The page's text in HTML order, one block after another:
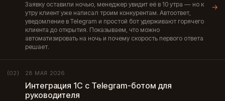
Заявку оставили ночью, менеджер увидит её в 10 утра — но к
утру клиент уже написал троим конкурентам. Автоответ,
уведомление в Telegram и простой бот удерживают горячего
клиента до открытия. Показываем, что можно
автоматизировать на ночь и почему скорость первого ответа
решает.
→
(02) 28 МАЯ 2026
Интеграция 1С с Telegram-ботом для
руководителя